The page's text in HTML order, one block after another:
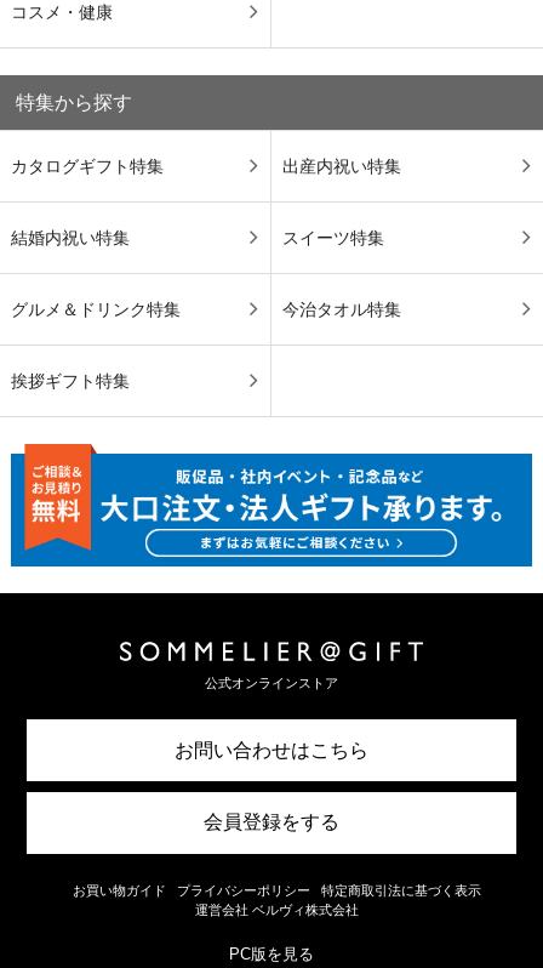
コスメ・健康
特集から探す
カタログギフト特集 出産内祝い特集
結婚内祝い特集 スイーツ特集
グルメ＆ドリンク特集 今治タオル特集
挨拶ギフト特集
公式オンラインストア
お問い合わせはこちら
会員登録をする
お買い物ガイド プライバシーポリシー
特定商取引法に基づく表示
運営会社 ベルヴィ株式会社
PC版を見る